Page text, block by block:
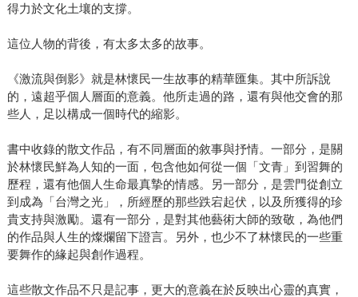
得力於文化土壤的支撐。
這位人物的背後，有太多太多的故事。
《激流與倒影》就是林懷民一生故事的精華匯集。其中所訴說
的，遠超乎個人層面的意義。他所走過的路，還有與他交會的那
些人，足以構成一個時代的縮影。
書中收錄的散文作品，有不同層面的敘事與抒情。一部分，是關
於林懷民鮮為人知的一面，包含他如何從一個「文青」到習舞的
歷程，還有他個人生命最真摯的情感。另一部分，是雲門從創立
到成為「台灣之光」，所經歷的那些跌宕起伏，以及所獲得的珍
貴支持與激勵。還有一部分，是對其他藝術大師的致敬，為他們
的作品與人生的燦爛留下證言。另外，也少不了林懷民的一些重
要舞作的緣起與創作過程。
這些散文作品不只是記事，更大的意義在於反映出心靈的真實，